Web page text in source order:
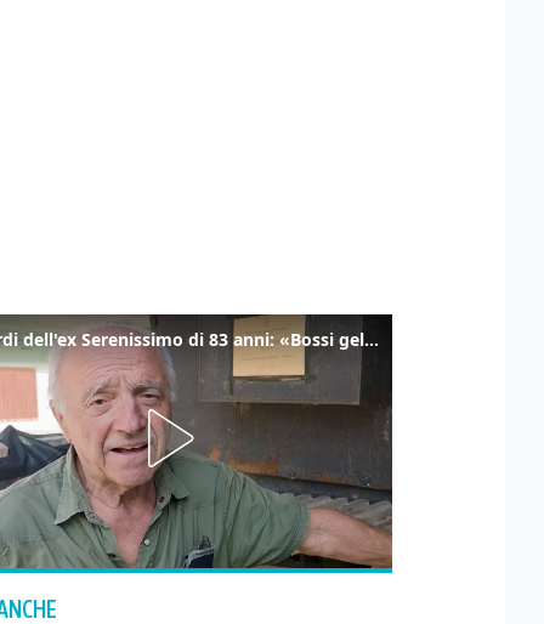
I ricordi dell'ex Serenissimo di 83 anni: «Bossi geloso di noi, in carcere mi cantavano l’inno di San Marco»